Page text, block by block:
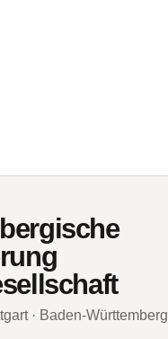
· Baden-Württemberg